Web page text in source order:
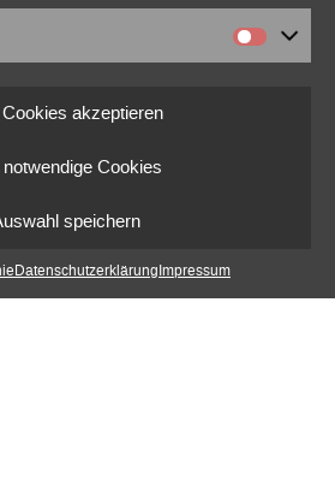
akzeptieren
notwendige Cookies
speichern
Datenschutzerklärung Impressum